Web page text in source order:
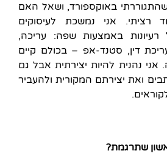
באוקספורד, ושאל האם
רציתי. אני נמשכת לעיסוקים
רעיונות באמצעות שפה: עריכה,
דין, סטנד-אפ – בכולם קיים
אני נהנית להיות יצירתית אבל גם
ואת יצירתם המקורית ולהעביר